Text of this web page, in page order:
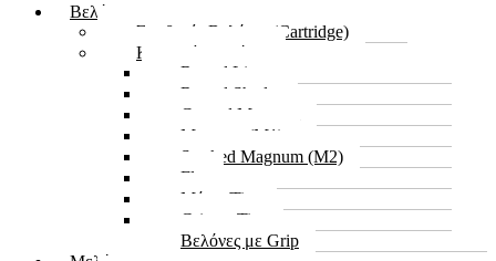
Βελόνες
Συμβατές Βελόνες (Cartridge)
Κλασικές Βελόνες
Round Liner
Round Shader
Curved Magnum
Magnum (M1)
Stacked Magnum (M2)
Flat
Μύτες/Tips
Grips – Tips
Βελόνες με Grip